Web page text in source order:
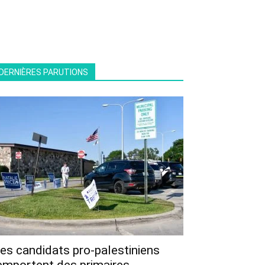
PARUTIONS
candidats pro-palestiniens